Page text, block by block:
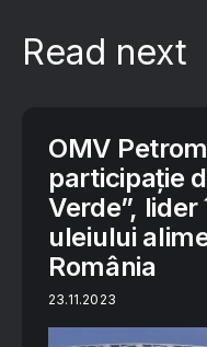
Read next
OMV
participație
Verde”,
uleiului
România
23.11.2023